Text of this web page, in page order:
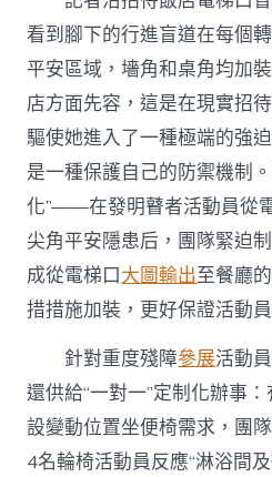
看到腳下的行進盲道在每個轉
平安區域，墻角和桌角均加
店方面先容，這是在現實招
驅使她進入了一種極端的強
是一種保護自己的防禦機制
化”——在發明瞽者活動員從
尖角平安隱患后，團隊緊迫
成從電梯口大圖輸出至餐廳
措措施加裝，更好保證活動
針對重度殘障參展活動
還供給“一對一”定制化辦事
設變動位置坐便椅需求，團
4名輪椅活動員反應“淋浴間